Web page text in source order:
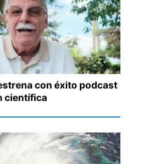
con éxito podcast
científica